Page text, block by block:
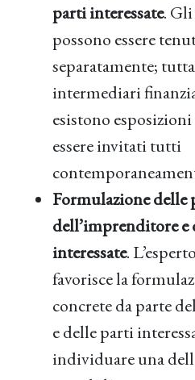
parti interessate.
possono essere
separatamente;
intermediari
esistono
essere invitati tutti
Formulazione delle
dell’imprenditore e
interessate.
favorisce la
concrete da parte
e delle parti
individuare una